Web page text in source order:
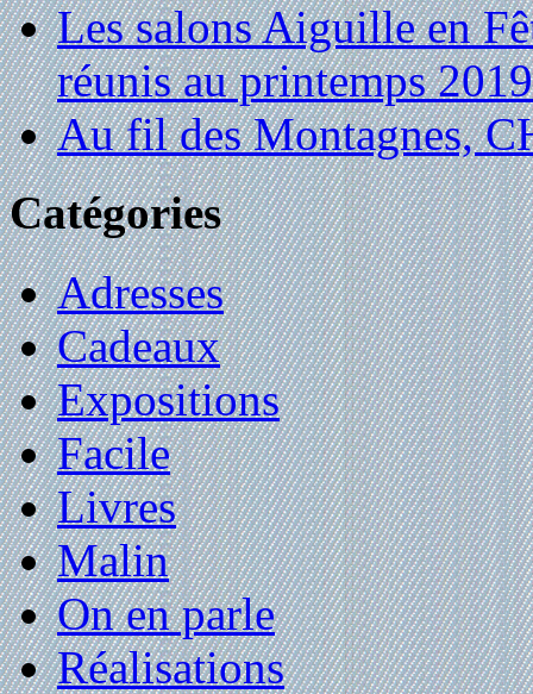
Les salons Aiguille en
réunis au printemps 2019
Au fil des Montagnes,
Catégories
Adresses
Cadeaux
Expositions
Facile
Livres
Malin
On en parle
Réalisations